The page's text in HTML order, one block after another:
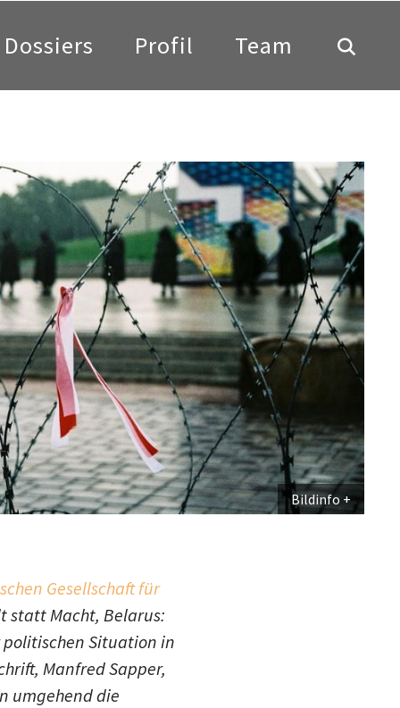
Dossiers Profil Team
Bildinfo
Gesellschaft für
statt Macht, Belarus:
politischen Situation in
Manfred Sapper,
umgehend die